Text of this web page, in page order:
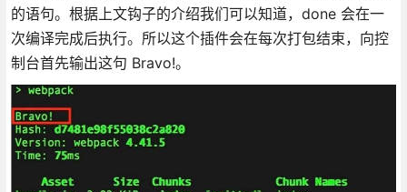
的语句。根据上文钩子的介绍我们可以知道，done 会在一
次编译完成后执行。所以这个插件会在每次打包结束，向控
制台首先输出这句 Bravo!。